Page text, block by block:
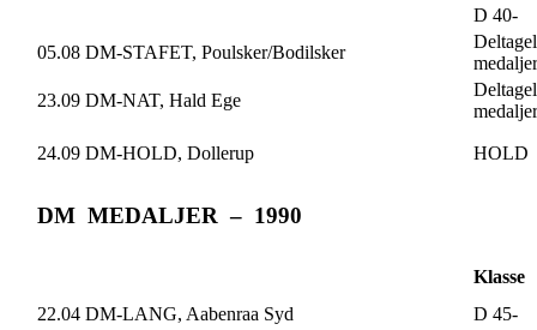
D 40-
05.08 DM-STAFET, Poulsker/Bodilsker
medaljer
23.09 DM-NAT, Hald Ege
medaljer
24.09 DM-HOLD, Dollerup HOLD
DM MEDALJER – 1990
Klasse
22.04 DM-LANG, Aabenraa Syd
D 45-